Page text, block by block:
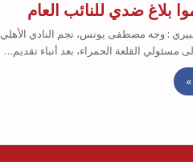
بلاغ ضدي للنائب العام
: وجه مصطفى يونس، نجم النادي الأهلي
مسئولي القلعة الحمراء، بعد أنباء تقديم…